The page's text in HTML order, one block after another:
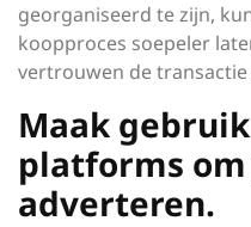
georganiseerd te zijn,
koopproces soepeler
vertrouwen de
Maak
platforms
adverteren.